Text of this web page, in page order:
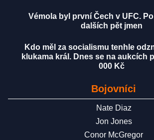
Vémola byl první Čech v UFC.
dalších pět jmen
Kdo měl za socialismu tenhle
klukama král. Dnes se na aukcích
000 Kč
Bojovníci
Nate Diaz
Jon Jones
Conor McGregor